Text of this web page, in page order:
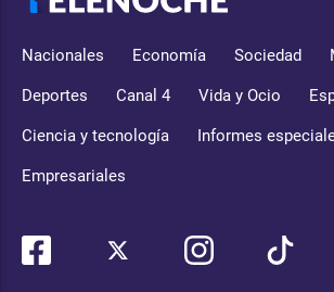
Nacionales Economía Sociedad
Deportes Canal 4 Vida y Ocio
Ciencia y tecnología Informes
Empresariales